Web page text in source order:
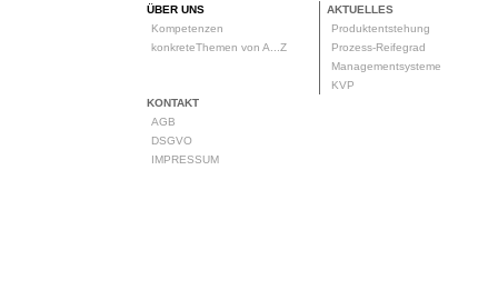
ÜBER UNS
Kompetenzen
konkreteThemen von A...Z
AKTUELLES
Produktentstehung
Prozess-Reifegrad
Managementsysteme
KVP
KONTAKT
AGB
DSGVO
IMPRESSUM